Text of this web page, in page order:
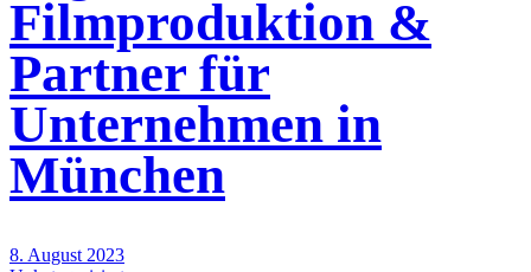
Filmproduktion &
Partner für
Unternehmen in
München
8. August 2023